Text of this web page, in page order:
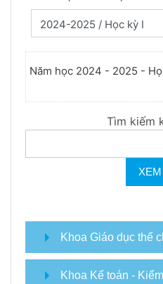
Năm học 2024 - 2025 -
Tìm kiếm
XEM
Khoa Giáo dục thể
Khoa Kế toán -